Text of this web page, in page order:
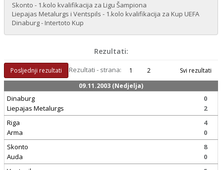
Skonto - 1.kolo kvalifikacija za Ligu Šampiona
Liepajas Metalurgs i Ventspils - 1.kolo kvalifikacija za Kup UEFA
Dinaburg - Intertoto Kup
Rezultati:
Posljednji rezultati Rezultati - strana: 1 2
Svi rezultati
09.11.2003 (Nedjelja)
Dinaburg
Liepajas Metalurgs
0
2
Riga
Arma
4
0
Skonto
Auda
8
0